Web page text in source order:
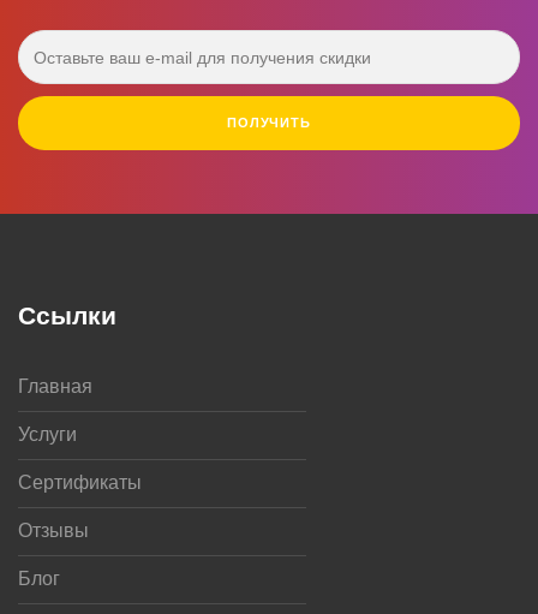
ПОЛУЧИТЬ
Ссылки
Главная
Услуги
Сертификаты
Отзывы
Блог